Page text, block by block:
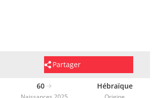
Partager
60 Hébraïque